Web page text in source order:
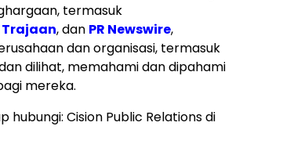
termasuk
Trajaan, dan PR Newswire,
dan organisasi, termasuk
dilihat, memahami dan dipahami
mereka.
Cision Public Relations di